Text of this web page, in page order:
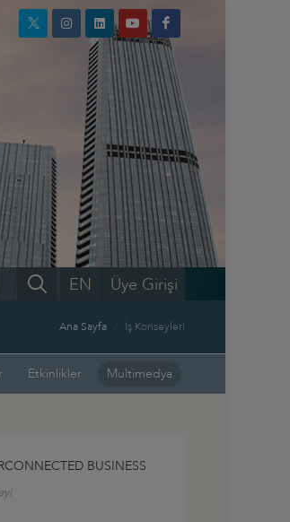
Üye Girişi
EN
Ana Sayfa İş Konseyleri
Etkinlikler Multimedya
BUSINESS